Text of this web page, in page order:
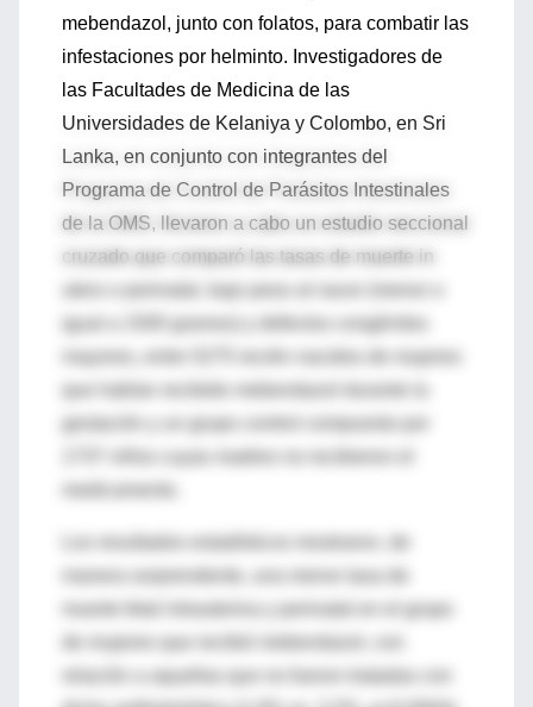
mebendazol, junto con folatos, para combatir las
infestaciones por helminto. Investigadores de
las Facultades de Medicina de las
Universidades de Kelaniya y Colombo, en Sri
Lanka, en conjunto con integrantes del
Programa de Control de Parásitos Intestinales
de la OMS, llevaron a cabo un estudio seccional
cruzado que comparó las tasas de muerte in
igual a 1500 gramos) y defectos congénitos
mayores, entre 5275 recién nacidos de mujeres
gestación y un grupo control compuesto por
muerte fetal intrauterina y perinatal en el grupo
relación a aquellas que no fueron tratadas con